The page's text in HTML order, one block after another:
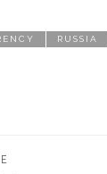
RUSSIA